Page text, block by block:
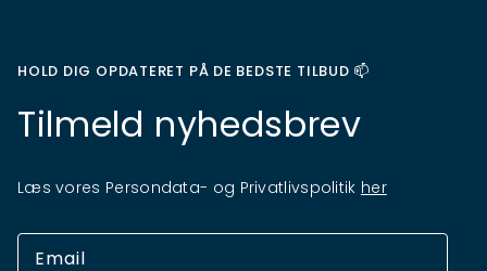
HOLD DIG OPDATERET PÅ DE BEDSTE TILBUD 📫
Tilmeld nyhedsbrev
Læs vores Persondata- og Privatlivspolitik her